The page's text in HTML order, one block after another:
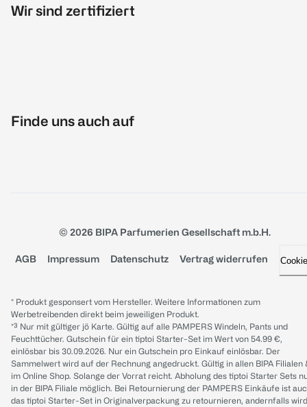
Wir sind zertifiziert
Finde uns auch auf
© 2026 BIPA Parfumerien Gesellschaft m.b.H.
AGB Impressum Datenschutz Vertrag widerrufen
* Produkt gesponsert vom Hersteller. Weitere Informationen zum
Werbetreibenden direkt beim jeweiligen Produkt.
*³ Nur mit gültiger jö Karte. Gültig auf alle PAMPERS Windeln, Pants und
Feuchttücher. Gutschein für ein tiptoi Starter-Set im Wert von 54.99 €,
einlösbar bis 30.09.2026. Nur ein Gutschein pro Einkauf einlösbar. Der
Sammelwert wird auf der Rechnung angedruckt. Gültig in allen BIPA Filialen
im Online Shop. Solange der Vorrat reicht. Abholung des tiptoi Starter Sets
in der BIPA Filiale möglich. Bei Retournierung der PAMPERS Einkäufe ist
das tiptoi Starter-Set in Originalverpackung zu retournieren, andernfalls wird